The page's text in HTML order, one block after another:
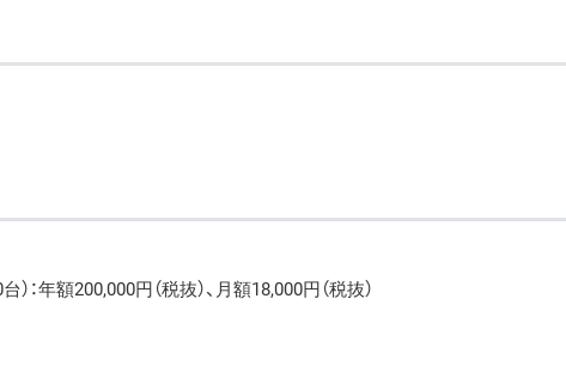
：年額200,000円（税抜）、月額18,000円（税抜）